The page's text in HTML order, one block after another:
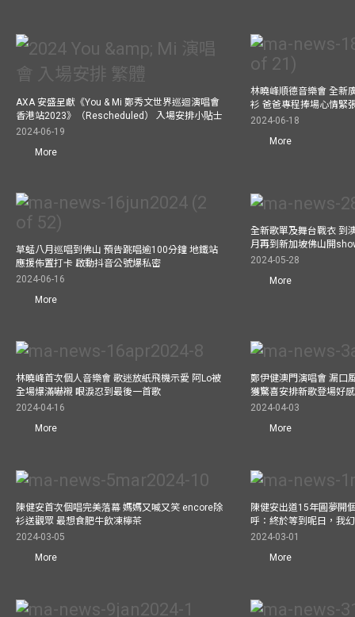
AXA 安盛呈獻《You & Mi 鄭秀文世界巡迴演唱會
香港站2023》（Rescheduled） 入場安排小貼士
2024-06-19
More
林曉峰順德音樂會 全新
衫 爸爸專程捧場心情緊
2024-06-18
More
草蜢八月巡唱到佛山 預告跳唱逾100分鐘 地鐵站
應援佈置打卡 啟動抖音公號爆私密
2024-06-16
More
全新歌單及舞台戰衣 到
月再到新加坡佛山開
2024-05-28
More
林曉峰首次個人音樂會 歌迷放紙飛機示愛 阿Lo被
全場爆滿嚇襯 眼淚忍到最後一首歌
2024-04-16
More
鄭伊健澳門演唱會 漏口
獲驚喜安排新歌登場好
2024-04-03
More
陳健安首次個唱完美落幕 媽媽又喊又笑 encore除
衫送觀眾 最想食肥牛飲凍檸茶
2024-03-05
More
陳健安出道15年圓夢開
呼：終於等到呢日，我
2024-03-01
More